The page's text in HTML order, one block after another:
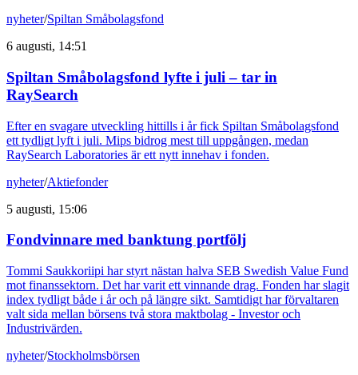
nyheter/Spiltan Småbolagsfond
6 augusti, 14:51
Spiltan Småbolagsfond lyfte i juli – tar in
RaySearch
Efter en svagare utveckling hittills i år fick Spiltan Småbolagsfond
ett tydligt lyft i juli. Mips bidrog mest till uppgången, medan
RaySearch Laboratories är ett nytt innehav i fonden.
nyheter/Aktiefonder
5 augusti, 15:06
Fondvinnare med banktung portfölj
Tommi Saukkoriipi har styrt nästan halva SEB Swedish Value Fund
mot finanssektorn. Det har varit ett vinnande drag. Fonden har slagit
index tydligt både i år och på längre sikt. Samtidigt har förvaltaren
valt sida mellan börsens två stora maktbolag - Investor och
Industrivärden.
nyheter/Stockholmsbörsen